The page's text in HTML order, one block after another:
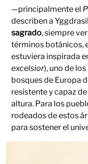
—principalmente el
describen a
sagrado, siempre
términos botánicos,
estuviera inspirada
excelsior), uno de
bosques de Europa
resistente y capaz
altura. Para los
rodeados de estos
para sostener el